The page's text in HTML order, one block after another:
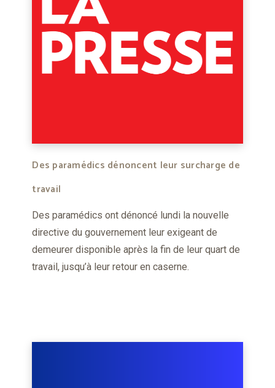
Des paramédics dénoncent leur surcharge de
travail
Des paramédics ont dénoncé lundi la nouvelle
directive du gouvernement leur exigeant de
demeurer disponible après la fin de leur quart de
travail, jusqu’à leur retour en caserne.